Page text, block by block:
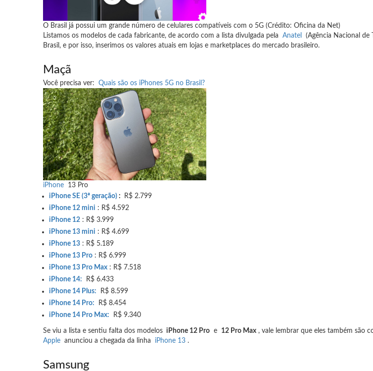
O Brasil já possui um grande número de celulares compatíveis com o 5G (Crédito: Oficina da Net)
Listamos os modelos de cada fabricante, de acordo com a lista divulgada pela Anatel (Agência Nacional de
Brasil, e por isso, inserimos os valores atuais em lojas e marketplaces do mercado brasileiro.
Maçã
Você precisa ver: Quais são os iPhones 5G no Brasil?
iPhone 13 Pro
iPhone SE (3ª geração) :
R$ 2.799
iPhone 12 mini : R$ 4.592
iPhone 12 : R$ 3.999
iPhone 13 mini : R$ 4.699
iPhone 13 : R$ 5.189
iPhone 13 Pro : R$ 6.999
iPhone 13 Pro Max : R$ 7.518
iPhone 14: R$ 6.433
iPhone 14 Plus: R$ 8.599
iPhone 14 Pro: R$ 8.454
iPhone 14 Pro Max: R$ 9.340
Se viu a lista e sentiu falta dos modelos iPhone 12 Pro e 12 Pro Max , vale lembrar que eles também são
Apple anunciou a chegada da linha iPhone 13 .
Samsung